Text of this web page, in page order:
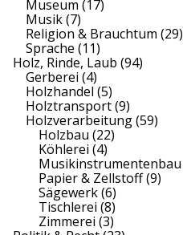
Museum (17)
Musik(7)
Religion & Brauchtum (29)
Sprache (11)
Holz, Rinde, Laub (94)
Gerberei (4)
Holzhandel (5)
Holztransport(9)
Holzverarbeitung(59)
Holzbau (22)
Köhlerei (4)
Musikinstrumentenbau
Papier & Zellstoff(9)
Sägewerk(6)
Tischlerei (8)
Zimmerei (3)